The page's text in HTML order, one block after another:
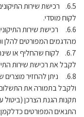
6.5. רכישת שירות
לקוח מוסדי.
6.6. רכישת שירות
מהדגמים המפורטים להלן
6.7. לקוח שהחליף או
לקבל את רכישת שירות
6.8. ניתן להחזיר
ולקבל בתמורה את
התנאים המפורטים כדלקמן: